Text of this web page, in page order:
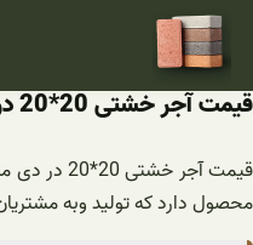
رفتن
محتوا
قیمت آجر خشتی 20*20 در دی ماه 1402
محصول دارد که تولید وبه